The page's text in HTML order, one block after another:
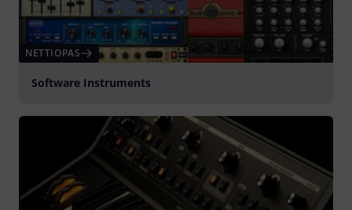
NETTIOPAS
Software Instruments